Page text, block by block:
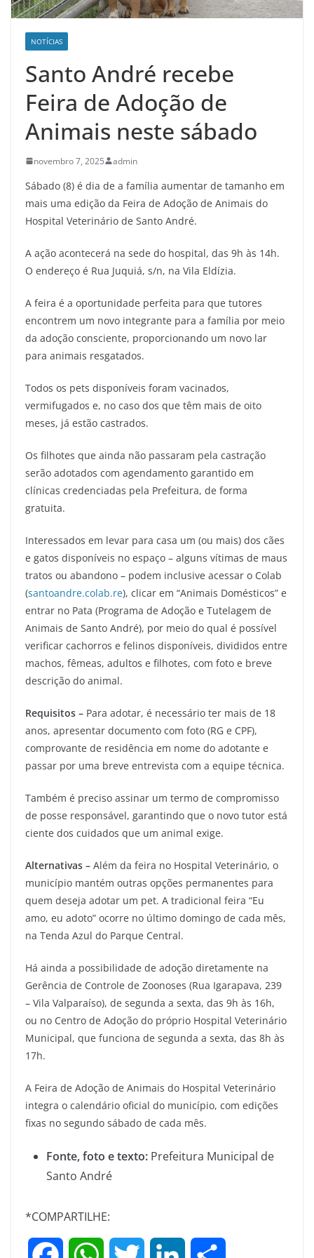
NOTÍCIAS
Santo André recebe
Feira de Adoção de
Animais neste sábado
novembro 7, 2025 admin
Sábado (8) é dia de a família aumentar de tamanho em
mais uma edição da Feira de Adoção de Animais do
Hospital Veterinário de Santo André.
A ação acontecerá na sede do hospital, das 9h às 14h.
O endereço é Rua Juquiá, s/n, na Vila Eldízia.
A feira é a oportunidade perfeita para que tutores
encontrem um novo integrante para a família por meio
da adoção consciente, proporcionando um novo lar
para animais resgatados.
Todos os pets disponíveis foram vacinados,
vermifugados e, no caso dos que têm mais de oito
meses, já estão castrados.
Os filhotes que ainda não passaram pela castração
serão adotados com agendamento garantido em
clínicas credenciadas pela Prefeitura, de forma
gratuita.
Interessados em levar para casa um (ou mais) dos cães
e gatos disponíveis no espaço – alguns vítimas de maus
tratos ou abandono – podem inclusive acessar o Colab
(santoandre.colab.re), clicar em “Animais Domésticos” e
entrar no Pata (Programa de Adoção e Tutelagem de
Animais de Santo André), por meio do qual é possível
verificar cachorros e felinos disponíveis, divididos entre
machos, fêmeas, adultos e filhotes, com foto e breve
descrição do animal.
Requisitos – Para adotar, é necessário ter mais de 18
anos, apresentar documento com foto (RG e CPF),
comprovante de residência em nome do adotante e
passar por uma breve entrevista com a equipe técnica.
Também é preciso assinar um termo de compromisso
de posse responsável, garantindo que o novo tutor está
ciente dos cuidados que um animal exige.
Alternativas – Além da feira no Hospital Veterinário, o
município mantém outras opções permanentes para
quem deseja adotar um pet. A tradicional feira “Eu
amo, eu adoto” ocorre no último domingo de cada mês,
na Tenda Azul do Parque Central.
Há ainda a possibilidade de adoção diretamente na
Gerência de Controle de Zoonoses (Rua Igarapava, 239
– Vila Valparaíso), de segunda a sexta, das 9h às 16h,
ou no Centro de Adoção do próprio Hospital Veterinário
Municipal, que funciona de segunda a sexta, das 8h às
17h.
A Feira de Adoção de Animais do Hospital Veterinário
integra o calendário oficial do município, com edições
fixas no segundo sábado de cada mês.
Fonte, foto e texto: Prefeitura Municipal de
Santo André
*COMPARTILHE: